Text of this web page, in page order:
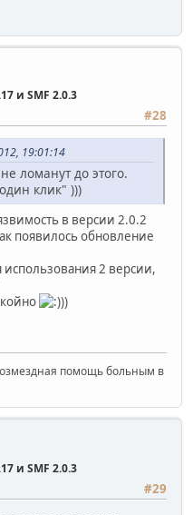
и SMF 2.0.3
#28
19:01:14
ломанут до этого.
клик" )))
в версии 2.0.2
появилось обновление
использования 2 версии,
))
помощь больным в
и SMF 2.0.3
#29